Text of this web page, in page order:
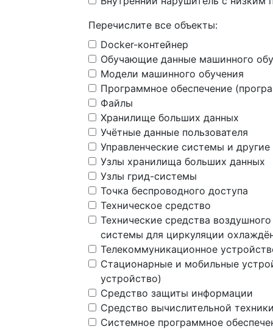
Перечислите все объекты:
Docker-контейнер
Обучающие данные машинного
Модели машинного обучения
Программное обеспечение
Файлы
Хранилище больших данных
Учётные данные пользователя
Управленческие системы и
Узлы хранилища больших данных
Узлы грид-системы
Точка беспроводного доступа
Техническое средство
Технические средства
системы для циркуляции
Телекоммуникационное
Стационарные и мобильные
устройство)
Средство защиты информации
Средство вычислительной
Системное программное